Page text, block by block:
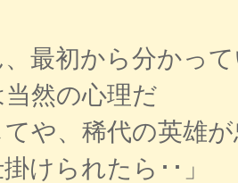
、最初から分かっ
当然の心理だ
や、稀代の英雄
けられたら･･」